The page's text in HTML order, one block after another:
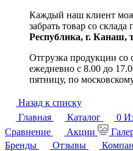
Каждый наш клиент
забрать товар со склада
Республика, г. Канаш,
Отгрузка продукции со
ежедневно с 8.00 до
пятницу, по
Назад к списку
Главная
Каталог 0
Сравнение
Акции
Бренды
Отзывы